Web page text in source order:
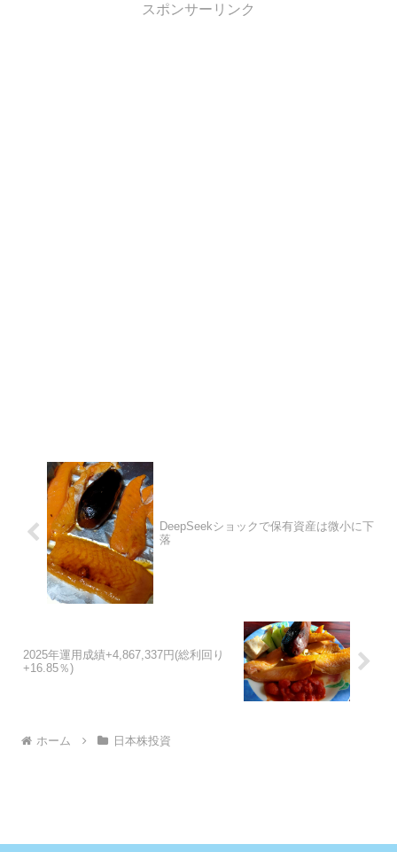
スポンサーリンク
DeepSeekショックで保有資産は微小に下
落
2025年運用成績+4,867,337円(総利回り
+16.85％)
ホーム 日本株投資